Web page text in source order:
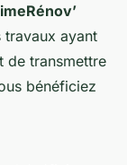
ayant
de transmettre
bénéficiez